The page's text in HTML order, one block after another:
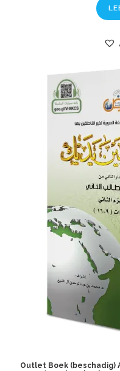
Outlet Boek (beschadig)